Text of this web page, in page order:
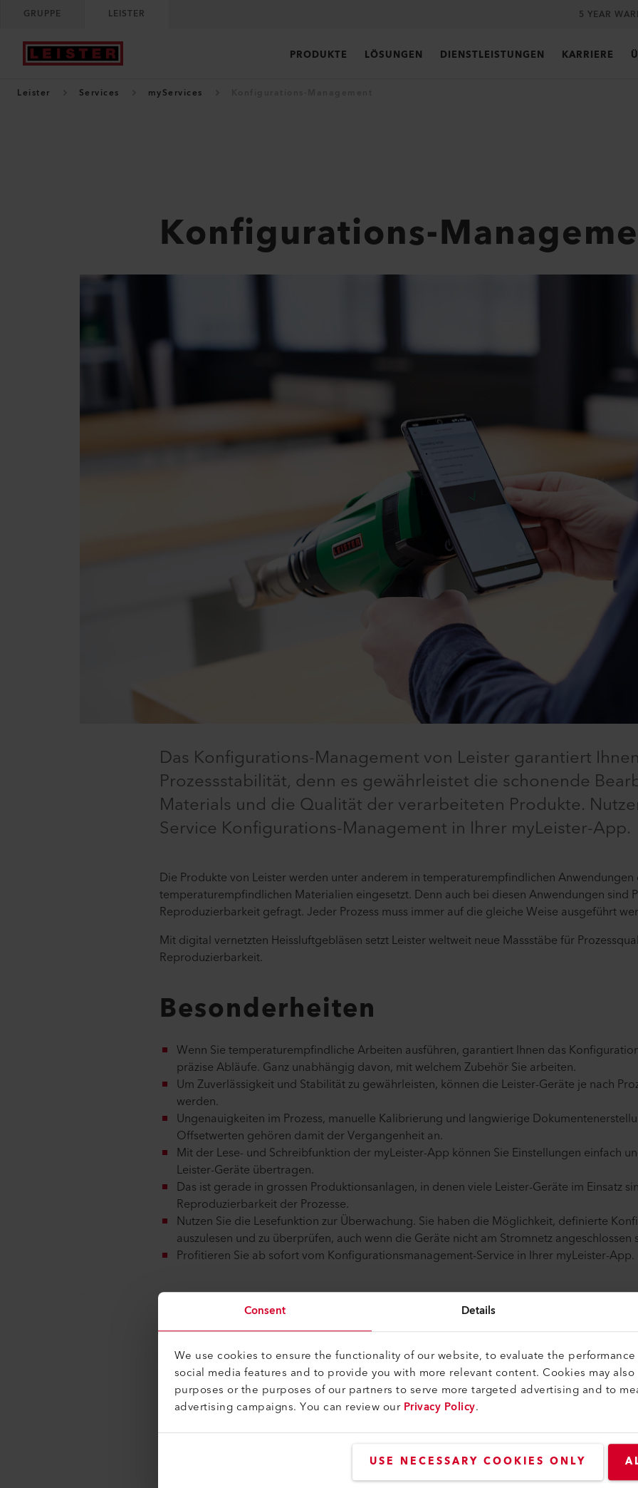
Consent Details
We use cookies to ensure the functionality of our website, to evaluate the
social media features and to provide you with more relevant content. Cookies may
purposes or the purposes of our partners to serve more targeted advertising and to
advertising campaigns. You can review ourPrivacy Policy.
USE NECESSARY COOKIES ONLY
GRUPPE LEISTER 5 YEAR
PRODUKTE LÖSUNGEN DIENSTLEISTUNGEN KARRIERE
Leister Services myServices
Konfigurations-
Das Konfigurations-Management von Leister garantiert
Prozessstabilität, denn es gewährleistet die schonende
Materials und die Qualität der verarbeiteten Produkte.
Service Konfigurations-Management in Ihrer myLeister-App.
Die Produkte von Leister werden unter anderem in temperaturempfindlichen
temperaturempfindlichen Materialien eingesetzt. Denn auch bei diesen Anwendungen sind
Reproduzierbarkeit gefragt. Jeder Prozess muss immer auf die gleiche Weise ausgeführt
Mit digital vernetzten Heissluftgebläsen setzt Leister weltweit neue Massstäbe für
Reproduzierbarkeit.
Besonderheiten
Wenn Sie temperaturempfindliche Arbeiten ausführen, garantiert Ihnen das
präzise Abläufe. Ganz unabhängig davon, mit welchem Zubehör Sie arbeiten.
Um Zuverlässigkeit und Stabilität zu gewährleisten, können die Leister-Geräte je nach
werden.
Ungenauigkeiten im Prozess, manuelle Kalibrierung und langwierige
Offsetwerten gehören damit der Vergangenheit an.
Mit der Lese- und Schreibfunktion der myLeister-App können Sie Einstellungen einfach
Leister-Geräte übertragen.
Das ist gerade in grossen Produktionsanlagen, in denen viele Leister-Geräte im Einsatz
Reproduzierbarkeit der Prozesse.
Nutzen Sie die Lesefunktion zur Überwachung. Sie haben die Möglichkeit, definierte
auszulesen und zu überprüfen, auch wenn die Geräte nicht am Stromnetz angeschlossen
Profitieren Sie ab sofort vom Konfigurationsmanagement-Service in Ihrer myLeister-App.